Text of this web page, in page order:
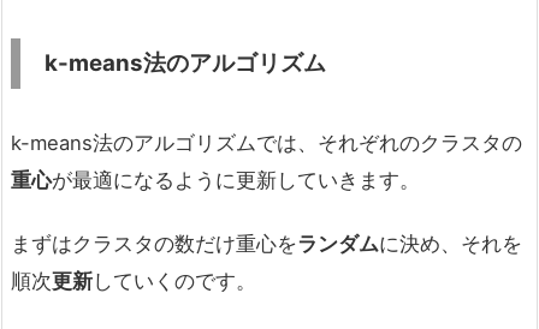
k-means法のアルゴリズム
k-means法のアルゴリズムでは、それぞれのクラスタの
重心が最適になるように更新していきます。
まずはクラスタの数だけ重心をランダムに決め、それを
順次更新していくのです。